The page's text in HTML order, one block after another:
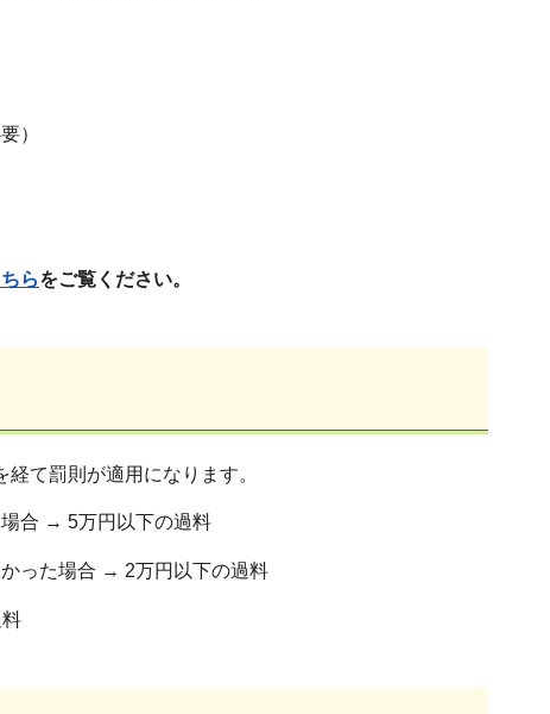
）
らをご覧ください。
て罰則が適用になります。
合 → 5万円以下の過料
った場合 → 2万円以下の過料